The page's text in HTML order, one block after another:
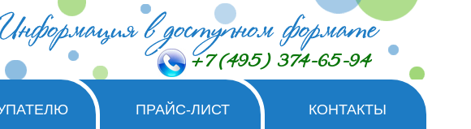
+7 (495) 374-65-94
ПРАЙС-ЛИСТ КОНТАКТЫ